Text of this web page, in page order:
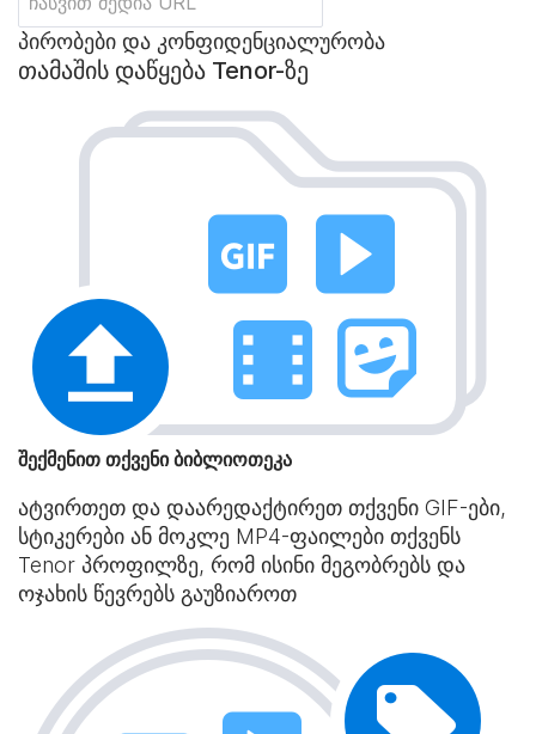
პირობები და კონფიდენციალურობა
თამაშის დაწყება Tenor-ზე
შექმენით თქვენი ბიბლიოთეკა
ატვირთეთ და დაარედაქტირეთ თქვენი GIF-ები,
სტიკერები ან მოკლე MP4-ფაილები თქვენს
Tenor პროფილზე, რომ ისინი მეგობრებს და
ოჯახის წევრებს გაუზიაროთ